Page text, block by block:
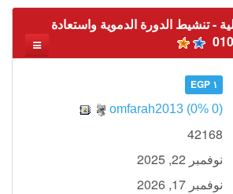
- تنشيط الدورة الدموية واستعادة
١ EGP
omfarah2013 (0% 0)
42168
نوفمبر 22, 2025
نوفمبر 17, 2026